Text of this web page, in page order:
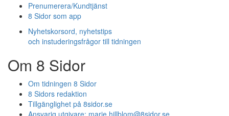
Prenumerera/Kundtjänst
8 Sidor som app
Nyhetskorsord, nyhetstips
och instuderingsfrågor till tidningen
Om 8 Sidor
Om tidningen 8 Sidor
8 Sidors redaktion
Tillgänglighet på 8sidor.se